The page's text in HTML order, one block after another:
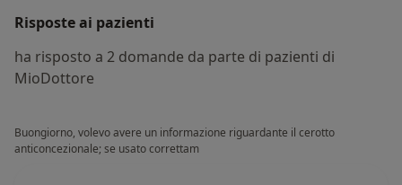
Risposte ai pazienti
ha risposto a 2 domande da parte di pazienti di
MioDottore
Buongiorno, volevo avere un informazione riguardante il cerotto
anticoncezionale; se usato correttam